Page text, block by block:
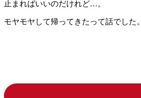
止まればいいのだけれど…。
モヤモヤして帰ってきたって話でした。